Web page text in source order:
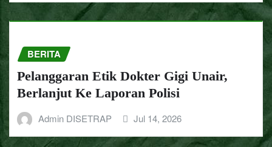
BERITA
Pelanggaran Etik Dokter Gigi Unair,
Berlanjut Ke Laporan Polisi
Admin DISETRAP Jul 14, 2026